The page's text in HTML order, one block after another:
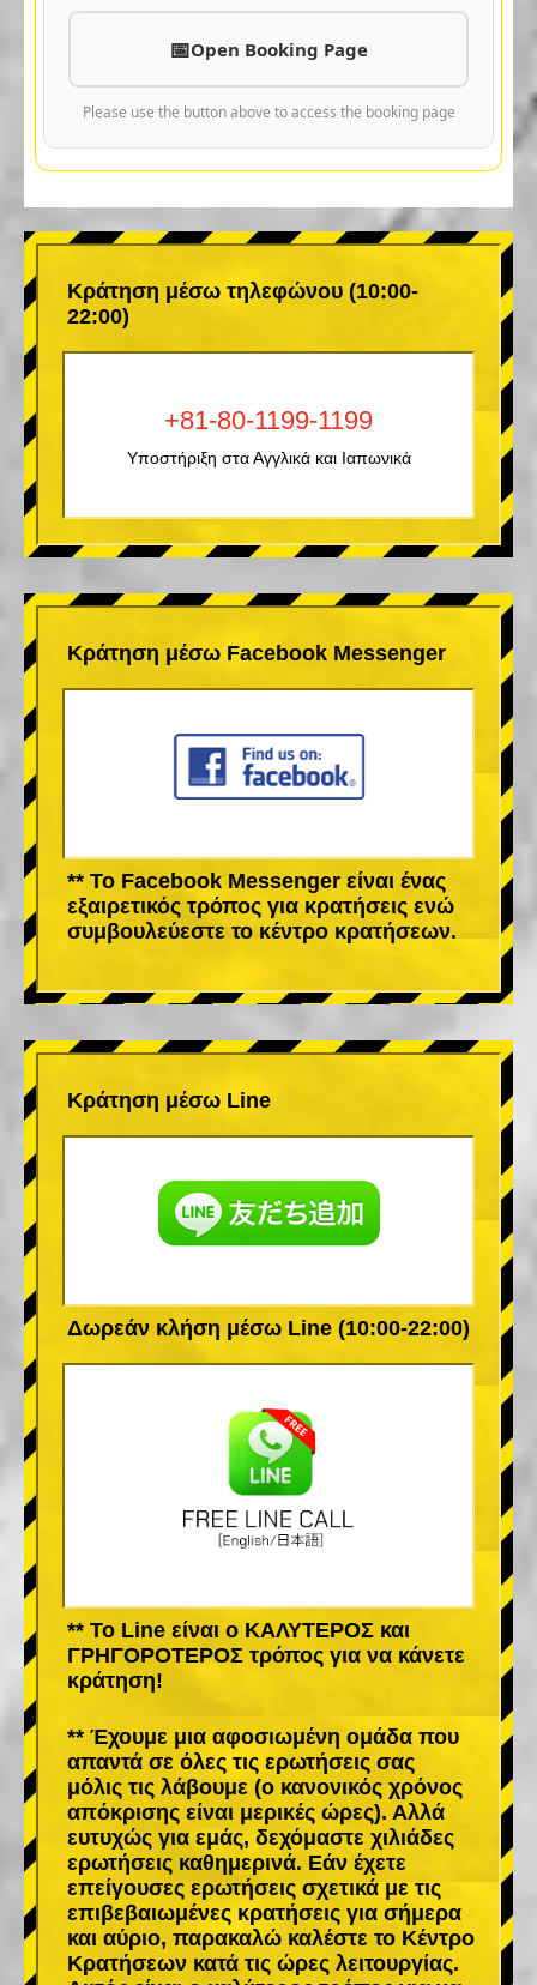
Open Booking Page
Please use the button above to access the booking page
Κράτηση μέσω τηλεφώνου (10:00-
22:00)
+81-80-1199-1199
Υποστήριξη στα Αγγλικά και Ιαπωνικά
Κράτηση μέσω Facebook Messenger
** Το Facebook Messenger είναι ένας
εξαιρετικός τρόπος για κρατήσεις ενώ
συμβουλεύεστε το κέντρο κρατήσεων.
Κράτηση μέσω Line
Δωρεάν κλήση μέσω Line (10:00-22:00)
** Το Line είναι ο ΚΑΛΥΤΕΡΟΣ και
ΓΡΗΓΟΡΟΤΕΡΟΣ τρόπος για να κάνετε
κράτηση!
** Έχουμε μια αφοσιωμένη ομάδα που
απαντά σε όλες τις ερωτήσεις σας
μόλις τις λάβουμε (ο κανονικός χρόνος
απόκρισης είναι μερικές ώρες). Αλλά
ευτυχώς για εμάς, δεχόμαστε χιλιάδες
ερωτήσεις καθημερινά. Εάν έχετε
επείγουσες ερωτήσεις σχετικά με τις
επιβεβαιωμένες κρατήσεις για σήμερα
και αύριο, παρακαλώ καλέστε το Κέντρο
Κρατήσεων κατά τις ώρες λειτουργίας.